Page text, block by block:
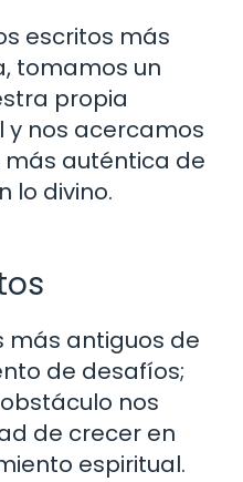
escritos más
tomamos un
propia
y nos acercamos
auténtica de
lo divino.
más antiguos de
de desafíos;
nos
de crecer en
espiritual.